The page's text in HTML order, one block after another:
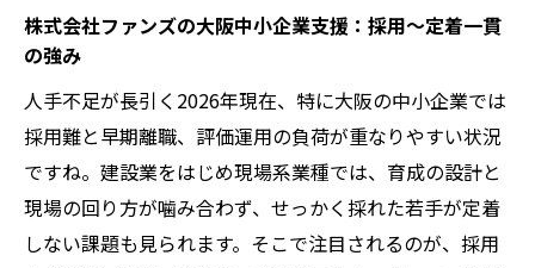
株式会社ファンズの大阪中小企業支援：採用〜定着一貫
の強み
人手不足が長引く2026年現在、特に大阪の中小企業では
採用難と早期離職、評価運用の負荷が重なりやすい状況
ですね。建設業をはじめ現場系業種では、育成の設計と
現場の回り方が噛み合わず、せっかく採れた若手が定着
しない課題も見られます。そこで注目されるのが、採用